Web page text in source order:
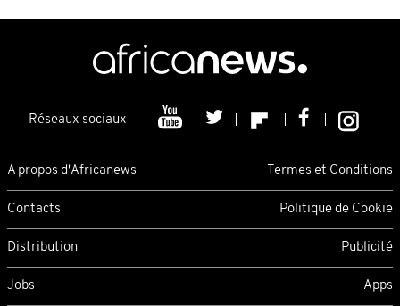
Réseaux sociaux
A propos d'Africanews Termes et Conditions
Contacts Politique de Cookie
Distribution Publicité
Jobs Apps